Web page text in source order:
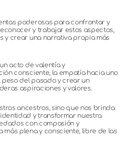
poderosas para confrontar y
y trabajar estos aspectos,
y crear una narrativa propia más
acto de valentía y
consciente, la empatía hacia uno
del pasado y crear un
aspiraciones y valores.
ancestros, sino que nos brinda
y transformar nuestra
con compasión y
más plena y consciente, libre de las